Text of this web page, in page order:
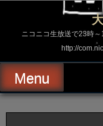
ス
ッ
プ
ニコニコ生放送で23時
http://
Menu